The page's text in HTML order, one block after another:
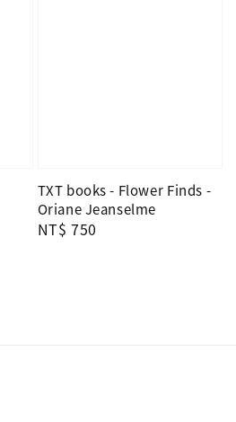
TXT books - Flower Finds -
Oriane Jeanselme
Regular
NT$ 750